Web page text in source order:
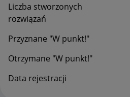
Liczba stworzonych
rozwiązań
Przyznane "W punkt!"
Otrzymane "W punkt!"
Data rejestracji